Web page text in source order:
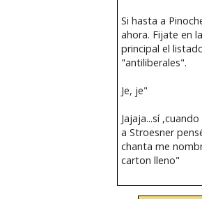
Si hasta a
ahora. Fijate en
principal el
"antiliberales".
Je, je"
Jajaja...sí
a Stroesner
chanta me
carton lleno"